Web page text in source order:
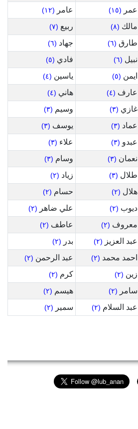
عمر (١٥) عامر (١٢)
مالك (٨) ربيع (٧)
طارق (٦) جهاد (٦)
نبيل (٦) فادي (٥)
ايمن (٥) ياسين (٤)
عارف (٤) هاني (٤)
غازي (٣) وسيم (٣)
عماد (٣) يوسف (٣)
عبدو (٣) علاء (٣)
نعمان (٣) وسام (٣)
طلال (٣) زياد (٢)
هلال (٢) حسام (٢)
ديوب (٢) علي ضاهر (٢)
معروف (٢) عاطف (٢)
عبد العزيز (٢) بدر (٢)
احمد محمد (٢) عبد الرحمن (٢)
زين (٢) كرم (٢)
سامر (٢) هيسم (٢)
عبد السلام (٢) سمير (٢)